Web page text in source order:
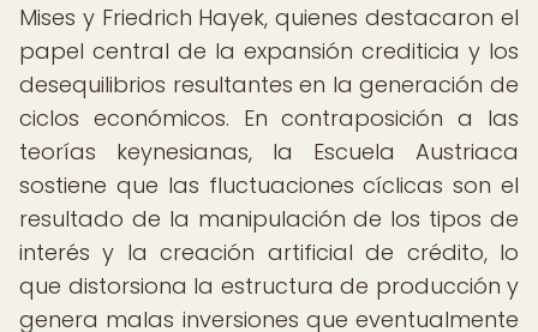
Mises y Friedrich Hayek, quienes destacaron el
papel central de la expansión crediticia y los
desequilibrios resultantes en la generación de
ciclos económicos. En contraposición a las
teorías keynesianas, la Escuela Austriaca
sostiene que las fluctuaciones cíclicas son el
resultado de la manipulación de los tipos de
interés y la creación artificial de crédito, lo
que distorsiona la estructura de producción y
genera malas inversiones que eventualmente